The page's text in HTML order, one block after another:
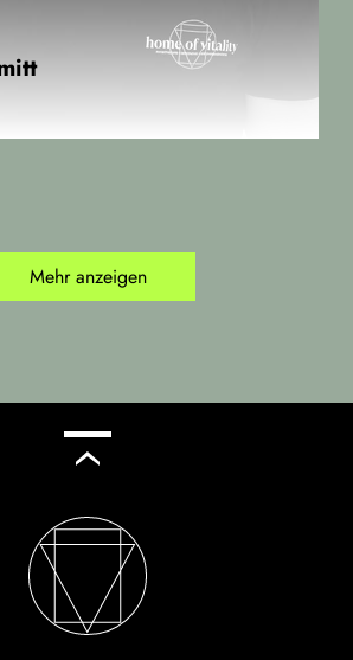
Mehr anzeigen